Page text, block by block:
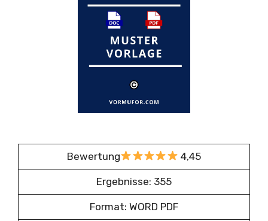
Bewertung 4,45
Ergebnisse: 355
Format: WORD PDF